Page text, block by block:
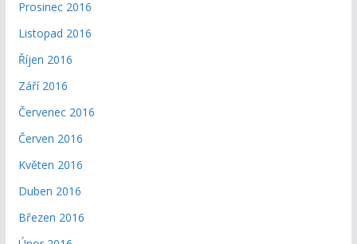
Prosinec 2016
Listopad 2016
Říjen 2016
Září 2016
Červenec 2016
Červen 2016
Květen 2016
Duben 2016
Březen 2016